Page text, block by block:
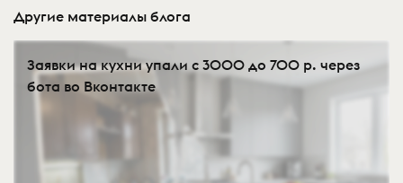
Другие материалы блога
Заявки на кухни упали с 3000 до 700 р. через
бота во Вконтакте